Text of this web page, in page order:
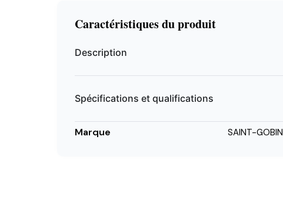
Caractéristiques du produit
Description
Spécifications et qualifications
Marque SAINT-GOBIN